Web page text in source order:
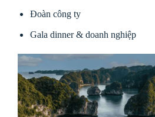
Đoàn công ty
Gala dinner & doanh nghiệp